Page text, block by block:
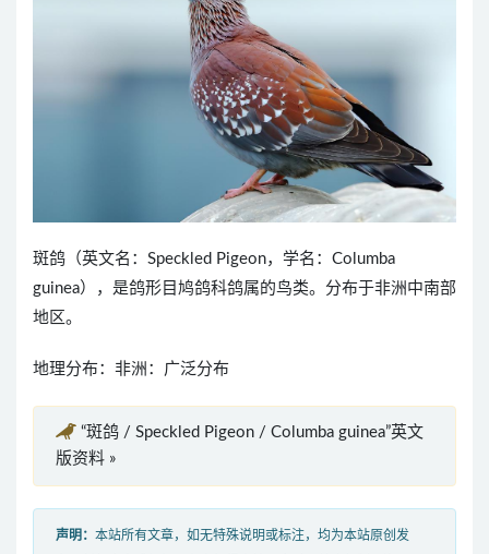
斑鸽（英文名：Speckled Pigeon，学名：Columba
guinea），是鸽形目鸠鸽科鸽属的鸟类。分布于非洲中南部
地区。
地理分布：非洲：广泛分布
“斑鸽 / Speckled Pigeon / Columba guinea”英文
版资料 »
声明： 本站所有文章，如无特殊说明或标注，均为本站原创发